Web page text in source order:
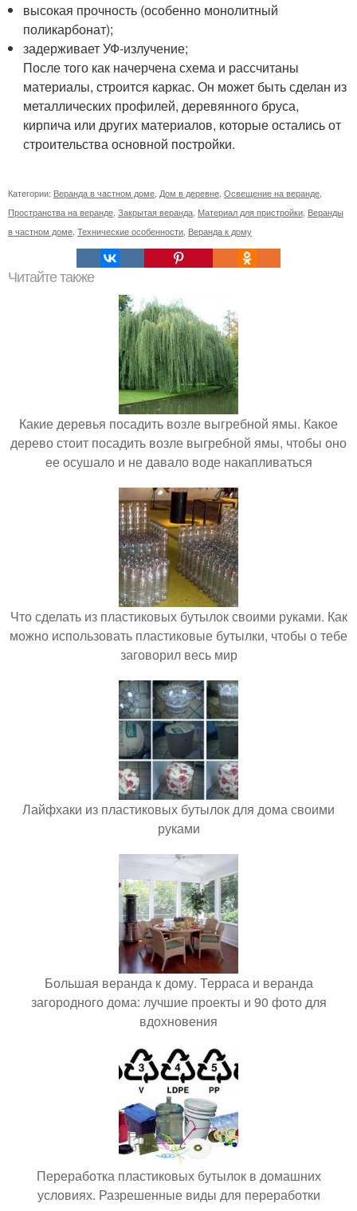
высокая прочность (особенно монолитный
поликарбонат);
задерживает УФ-излучение;
После того как начерчена схема и рассчитаны
материалы, строится каркас. Он может быть сделан из
металлических профилей, деревянного бруса,
кирпича или других материалов, которые остались от
строительства основной постройки.
Категории: Веранда в частном доме Дом в деревне Освещение на веранде
Пространства на веранде Закрытая веранда Материал для пристройки Веранды
в частном доме Технические особенности Веранда к дому
Читайте также
Какие деревья посадить возле выгребной ямы. Какое
дерево стоит посадить возле выгребной ямы, чтобы оно
ее осушало и не давало воде накапливаться
Что сделать из пластиковых бутылок своими руками. Как
можно использовать пластиковые бутылки, чтобы о тебе
заговорил весь мир
Лайфхаки из пластиковых бутылок для дома своими
руками
Большая веранда к дому. Терраса и веранда
загородного дома: лучшие проекты и 90 фото для
вдохновения
Переработка пластиковых бутылок в домашних
условиях. Разрешенные виды для переработки